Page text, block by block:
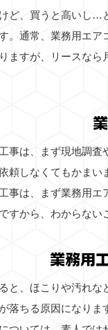
ど、買うと高いし…
。通常、業務用エ
ますが、リースな
事は、まず現地調
頼しなくてもかま
事は、まず業務用
すから、わからな
業務用
と、ほこりや汚れ
落ちる原因になり